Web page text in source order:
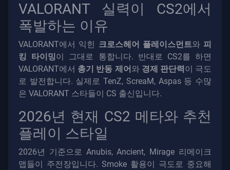
VALORANT 실력이 CS2에서
폭발하는 이유
VALORANT에서 익힌 크로스헤어 플레이스먼트와 피
킹 타이밍이 그대로 통합니다. 반대로 CS2를 하면
VALORANT에서 총기 반동 제어 와 경제 판단력 이 극도
로 발전합니다. 실제로 TenZ, ScreaM, Aspas 등 수많
은 VALORANT 스타들이 CS 출신입니다.
2026년 현재 CS2 메타와 추천
플레이 스타일
2026년 기준으로 Anubis, Ancient, Mirage 리메이크
맵들이 주전장입니다. Smoke 활용이 극도로 중요해